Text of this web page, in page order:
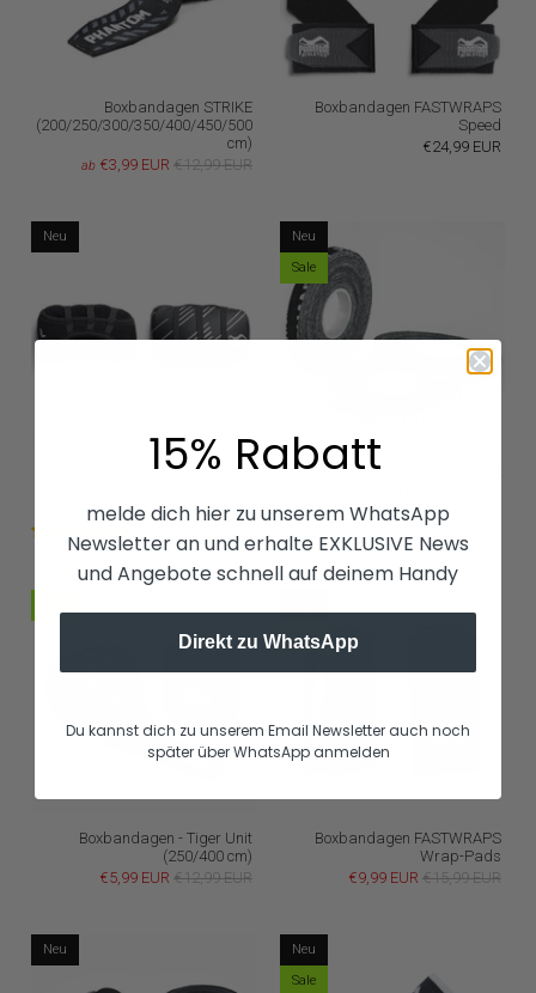
Boxbandagen STRIKE
(200/250/300/350/400/450/500
cm)
ab €3,99 EUR €12,99 EUR
Boxbandagen FASTWRAPS
Speed
€24,99 EUR
Neu
Boxbandagen FASTWRAPS
€19,99 EUR
Neu
Sale
Finger Tape - 3 Pack
Boxbandagen - Tiger Unit
(250/400 cm)
€5,99 EUR €12,99 EUR
Sale
Boxbandagen FASTWRAPS
Wrap-Pads
€9,99 EUR €15,99 EUR
Neu
Neu
Sale
15% Rabatt
melde dich hier zu unserem WhatsApp
Newsletter an und erhalte EXKLUSIVE News
und Angebote schnell auf deinem Handy
Direkt zu WhatsApp
Du kannst dich zu unserem Email Newsletter auch noch
später über WhatsApp anmelden